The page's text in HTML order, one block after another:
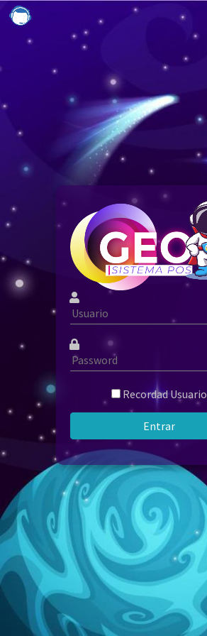
Recordad Usuario
Entrar